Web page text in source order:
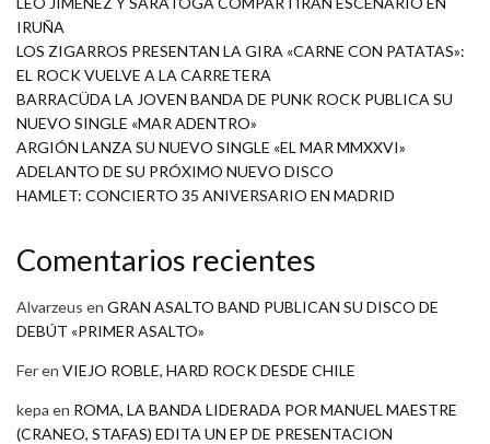
IRUÑA
LOS ZIGARROS PRESENTAN LA GIRA «CARNE CON PATATAS»:
EL ROCK VUELVE A LA CARRETERA
BARRACÜDA LA JOVEN BANDA DE PUNK ROCK PUBLICA SU
NUEVO SINGLE «MAR ADENTRO»
ARGIÓN LANZA SU NUEVO SINGLE «EL MAR MMXXVI»
ADELANTO DE SU PRÓXIMO NUEVO DISCO
HAMLET: CONCIERTO 35 ANIVERSARIO EN MADRID
Comentarios recientes
Alvarzeus en GRAN ASALTO BAND PUBLICAN SU DISCO DE
DEBÚT «PRIMER ASALTO»
Feren VIEJO ROBLE, HARD ROCK DESDE CHILE
kepa en ROMA, LA BANDA LIDERADA POR MANUEL MAESTRE
(CRANEO, STAFAS) EDITA UN EP DE PRESENTACION